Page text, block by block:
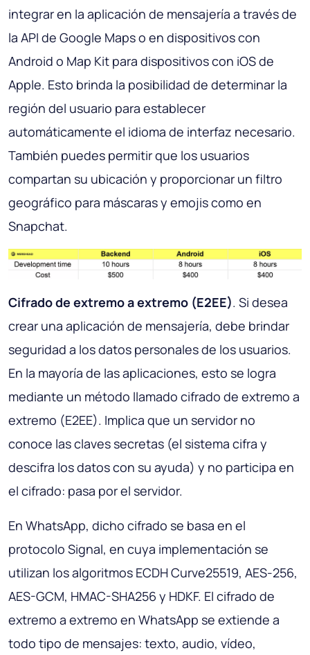
integrar en la aplicación de mensajería a través de
la API de Google Maps o en dispositivos con
Android o Map Kit para dispositivos con iOS de
Apple. Esto brinda la posibilidad de determinar la
región del usuario para establecer
automáticamente el idioma de interfaz necesario.
También puedes permitir que los usuarios
compartan su ubicación y proporcionar un filtro
geográfico para máscaras y emojis como en
Snapchat.
Cifrado de extremo a extremo (E2EE). Si desea
crear una aplicación de mensajería, debe brindar
seguridad a los datos personales de los usuarios.
En la mayoría de las aplicaciones, esto se logra
mediante un método llamado cifrado de extremo a
extremo (E2EE). Implica que un servidor no
conoce las claves secretas (el sistema cifra y
descifra los datos con su ayuda) y no participa en
el cifrado: pasa por el servidor.
En WhatsApp, dicho cifrado se basa en el
protocolo Signal, en cuya implementación se
utilizan los algoritmos ECDH Curve25519, AES-256,
AES-GCM, HMAC-SHA256 y HDKF. El cifrado de
extremo a extremo en WhatsApp se extiende a
todo tipo de mensajes: texto, audio, vídeo,